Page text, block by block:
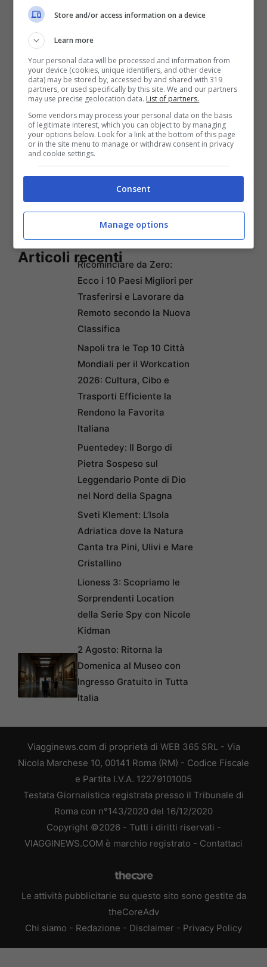
perfettamente in tutta la sua potenza
aria minacciosa.
Articoli recentiRicominciare da Zero:
Ecco i 10 Paesi Migliori per
Trasferirsi e Lavorare da
Remoto secondo la Nuova
Classifica
Napoli tra le Top 10 Città
Mondiali per il Workcation
2026: Cultura, Cibo e
Trasporti Efficiente la
Rendono la Favorita
Italiana
Puentedey: Il Borgo di
Pietra Sospeso sul
Leggendario Ponte di Dio
nel Nord della Spagna
Sveti Klement: L’Isola
Adriatica dove la Natura
Canta tra Pini, Ulivi e Mare
Cristallino
Lioness 3: Scopriamo le
Sorprendenti Location
della Serie Spy con Nicole
Kidman
2 Agosto: Ritorna la
Domenica al Museo con
Ingresso Gratuito in Tutta
Italia
Viagginews.com di proprietà di WEB 365 SRL - Via
Nicola Marchese 10, 00141 Roma (RM) - Codice Fiscale
e Partita I.V.A. 12279101005
Testata Giornalistica registrata presso il Tribunale di
Roma con n°143/2020 del 16/12/2020
Copyright ©2026 - Tutti i diritti riservati -
VIAGGINEWS.COM è marchio registrato - Contattaci
Le attività pubblicitarie su questo sito sono gestite da
theCoreAdv
Chi siamo - Redazione - Disclaimer - Privacy Policy
Store and/or access information on a device
Learn more
Your personal data will be processed and information from
your device (cookies, unique identifiers, and other device
data) may be stored by, accessed by and shared with 319
partners, or used specifically by this site. We and our partners
may use precise geolocation data. List of partners.
Some vendors may process your personal data on the basis
of legitimate interest, which you can object to by managing
your options below. Look for a link at the bottom of this page
or in the site menu to manage or withdraw consent in privacy
and cookie settings.
Consent
Manage options